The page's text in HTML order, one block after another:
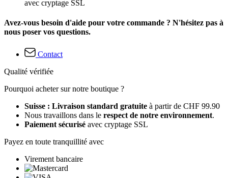
avec cryptage SSL
Avez-vous besoin d'aide pour votre commande ? N'hésitez pas à
nous poser vos questions.
Contact
Qualité vérifiée
Pourquoi acheter sur notre boutique ?
Suisse : Livraison standard gratuite à partir de CHF 99.90
Nous travaillons dans le respect de notre environnement.
Paiement sécurisé avec cryptage SSL
Payez en toute tranquillité avec
Virement bancaire